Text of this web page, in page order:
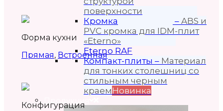
поверхности
Кромка
– ABS и
PVC кромка для IDM-плит
«Eterno»
Eterno RAF
Компакт-плиты – Материал
для тонких столешниц со
стильным черным
краемНовинка
Форма кухни
Прямая, Встроенная
Конфигурация